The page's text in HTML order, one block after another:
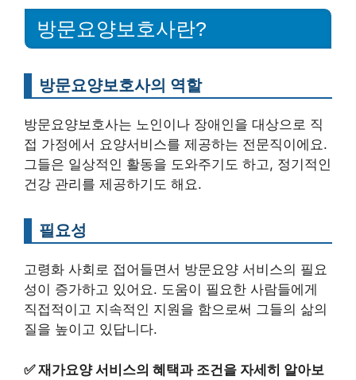
방문요양보호사란?
방문요양보호사의 역할
방문요양보호사는 노인이나 장애인을 대상으로 직
접 가정에서 요양서비스를 제공하는 전문직이에요.
그들은 일상적인 활동을 도와주기도 하고, 정기적인
건강 관리를 제공하기도 해요.
필요성
고령화 사회로 접어들면서 방문요양 서비스의 필요
성이 증가하고 있어요. 도움이 필요한 사람들에게
직접적이고 지속적인 지원을 함으로써 그들의 삶의
질을 높이고 있답니다.
✅재가요양 서비스의 혜택과 조건을 자세히 알아보